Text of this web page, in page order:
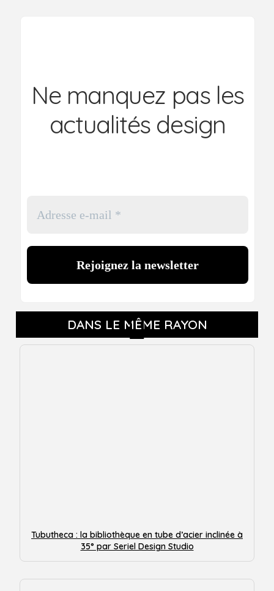
Ne manquez pas les
actualités design
DANS LE MÊME RAYON
Tubutheca : la bibliothèque en tube d’acier inclinée à
35° par Seriel Design Studio